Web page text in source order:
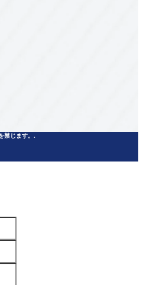
禁じます。.